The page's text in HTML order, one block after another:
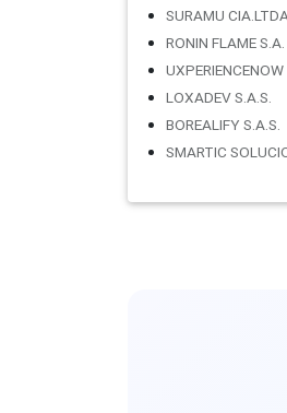
SURAMU
RONIN FLAME S.A.
LOXADEV S.A.S.
BOREALIFY S.A.S.
SMARTIC